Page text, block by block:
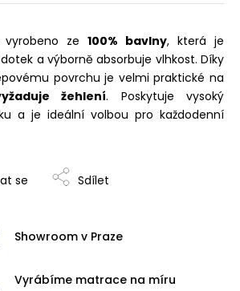
vyrobeno ze100% bavlny, která je
a výborně absorbuje vlhkost. Díky
povrchu je velmi praktické na
žehlení. Poskytuje vysoký
a je ideální volbou pro každodenní
se Sdílet
Showroom v Praze
Vyrábíme matrace na míru